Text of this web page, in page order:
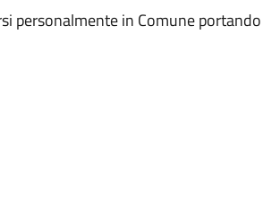
personalmente in Comune portando